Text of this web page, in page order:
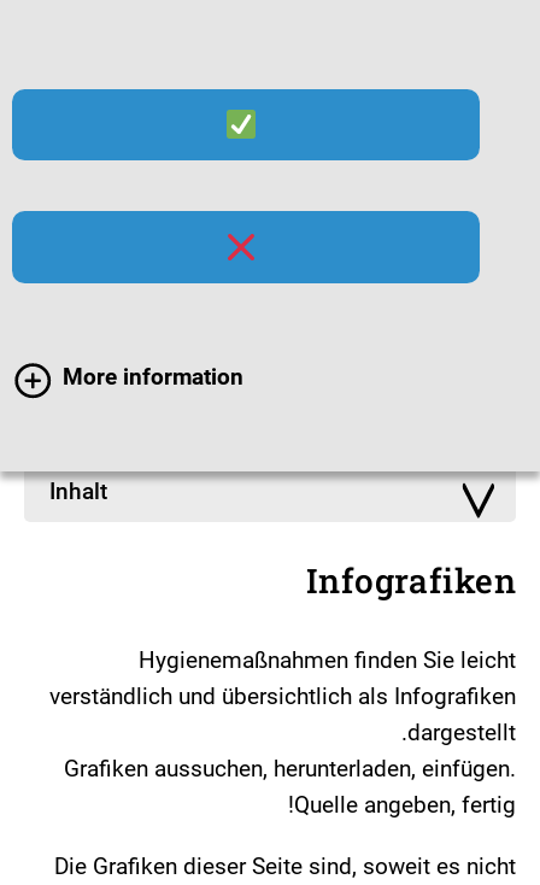
More information
Menü
Infomaterialien zur
Hygiene
Inhalt
Infografiken
Hygienemaßnahmen finden Sie leicht
verständlich und übersichtlich als Infografiken
dargestellt.
Grafiken aussuchen, herunterladen, einfügen.
Quelle angeben, fertig!
Die Grafiken dieser Seite sind, soweit es nicht